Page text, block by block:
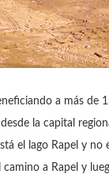
a más de
la capital
el lago Rapel y no
a Rapel y